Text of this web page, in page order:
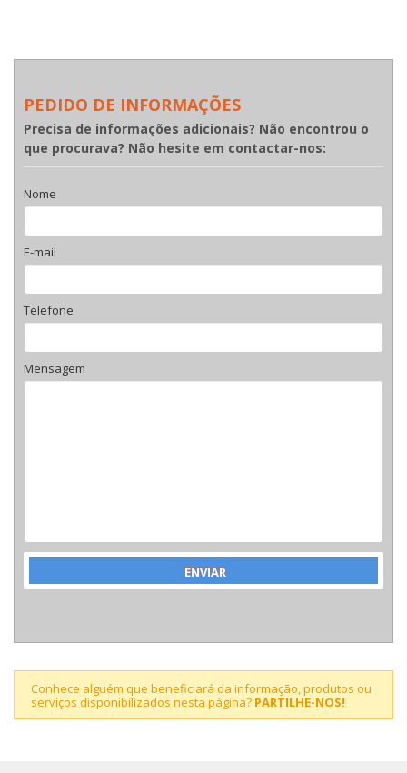
PEDIDO DE INFORMAÇÕES
Precisa de informações adicionais? Não encontrou o
que procurava? Não hesite em contactar-nos:
Nome
E-mail
Telefone
Mensagem
Conhece alguém que beneficiará da informação, produtos ou
serviços disponibilizados nesta página? PARTILHE-NOS!